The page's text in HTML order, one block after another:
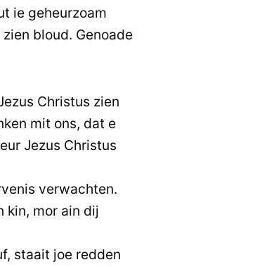
ie geheurzoam
bloud. Genoade
Christus zien
mit ons, dat e
Jezus Christus
verwachten.
kin, mor ain dij
staait joe redden